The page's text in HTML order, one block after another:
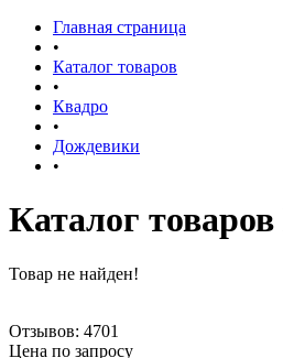
Главная страница
•
Каталог товаров
•
Квадро
•
Дождевики
•
Каталог
Товар не найден!
Отзывов: 4701
Цена по запросу